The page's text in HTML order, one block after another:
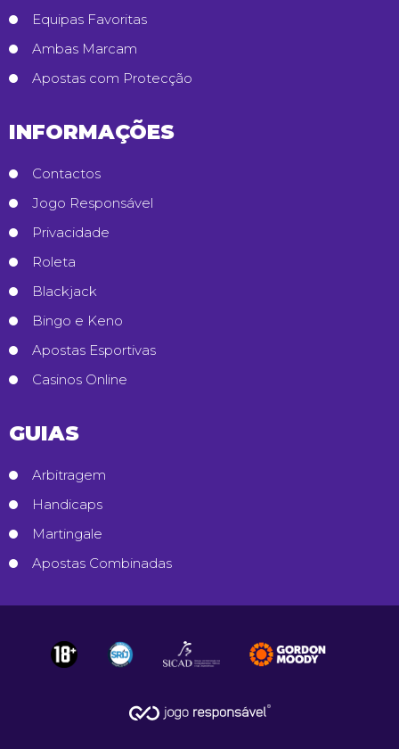
Equipas Favoritas
Ambas Marcam
Apostas com Protecção
INFORMAÇÕES
Contactos
Jogo Responsável
Privacidade
Roleta
Blackjack
Bingo e Keno
Apostas Esportivas
Casinos Online
GUIAS
Arbitragem
Handicaps
Martingale
Apostas Combinadas